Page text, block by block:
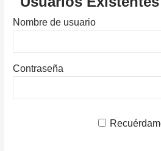
Nombre de usuario
Contraseña